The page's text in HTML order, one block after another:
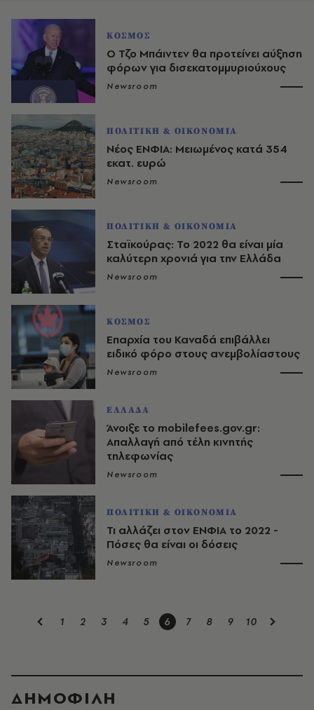
ΚΟΣΜΟΣ
Ο Τζο Μπάιντεν θα προτείνει αύξηση
φόρων για δισεκατομμυριούχους
Newsroom
ΠΟΛΙΤΙΚΗ & ΟΙΚΟΝΟΜΙΑ
Νέος ΕΝΦΙΑ: Μειωμένος κατά 354
εκατ. ευρώ
Newsroom
ΠΟΛΙΤΙΚΗ & ΟΙΚΟΝΟΜΙΑ
Σταϊκούρας: Το 2022 θα είναι μία
καλύτερη χρονιά για την Ελλάδα
Newsroom
ΚΟΣΜΟΣ
Επαρχία του Καναδά επιβάλλει
ειδικό φόρο στους ανεμβολίαστους
Newsroom
ΕΛΛΑΔΑ
Άνοιξε το mobilefees.gov.gr:
Απαλλαγή από τέλη κινητής
τηλεφωνίας
Newsroom
ΠΟΛΙΤΙΚΗ & ΟΙΚΟΝΟΜΙΑ
Τι αλλάζει στον ΕΝΦΙΑ το 2022 -
Πόσες θα είναι οι δόσεις
Newsroom
1 2 3 4 5 6 7 8 9 10
ΔΗΜΟΦΙΛΗ